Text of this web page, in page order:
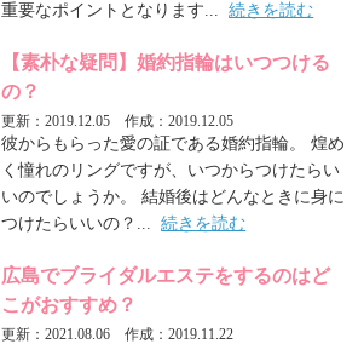
重要なポイントとなります...続きを読む
【素朴な疑問】婚約指輪はいつつける
の？
更新：2019.12.05 作成：2019.12.05
彼からもらった愛の証である婚約指輪。 煌め
く憧れのリングですが、いつからつけたらい
いのでしょうか。 結婚後はどんなときに身に
つけたらいいの？...続きを読む
広島でブライダルエステをするのはど
こがおすすめ？
更新：2021.08.06 作成：2019.11.22